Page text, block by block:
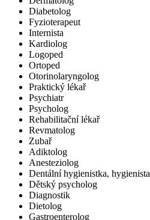
Diabetolog
Fyzioterapeut
Internista
Kardiolog
Logoped
Ortoped
Otorinolaryngolog
Praktický lékař
Psychiatr
Psycholog
Rehabilitační lékař
Revmatolog
Zubař
Adiktolog
Anesteziolog
Dentální hygienistka, hygienista
Dětský psycholog
Diagnostik
Dietolog
Gastroenterolog